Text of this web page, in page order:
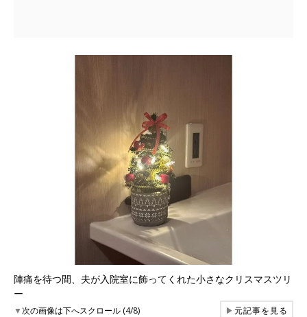
陣痛を待つ間、夫が入院室に飾ってくれた小さなクリスマスツリ
ー
▼次の画像は下へスクロール (4/8) ▶元記事を見る